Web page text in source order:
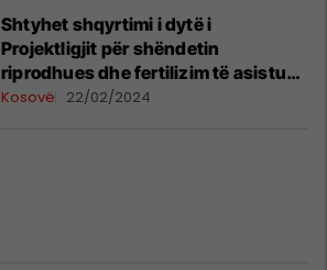
Shtyhet shqyrtimi i dytë i
Projektligjit për shëndetin
riprodhues dhe fertilizim të asistuar
mjekësor
Kosovë 22/02/2024